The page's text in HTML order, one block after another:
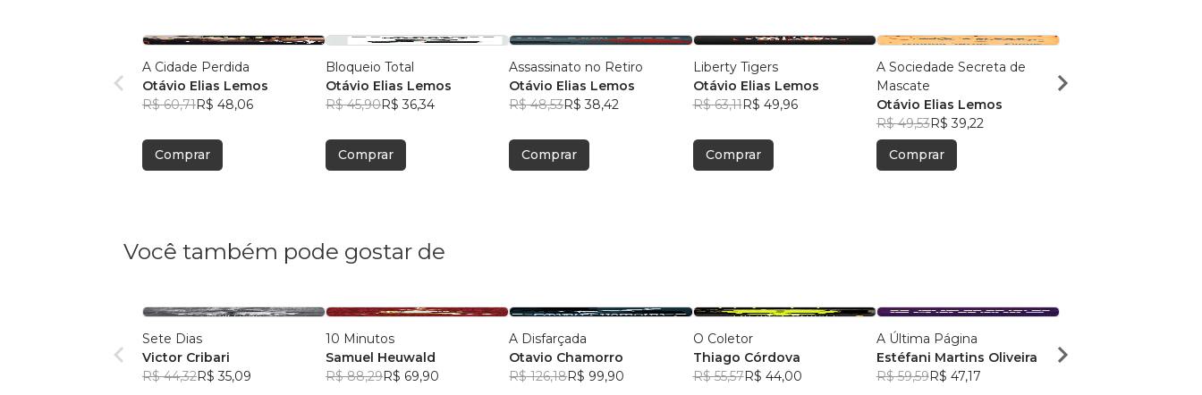
A Cidade Perdida
Otávio Elias Lemos
R$ 60,71R$ 48,06
Comprar
Bloqueio Total
Otávio Elias Lemos
R$ 45,90R$ 36,34
Comprar
Assassinato no Retiro
Otávio Elias Lemos
R$ 48,53R$ 38,42
Comprar
Liberty Tigers
Otávio Elias Lemos
R$ 63,11R$ 49,96
Comprar
A Sociedade Secreta de
Mascate
Otávio Elias Lemos
R$ 49,53R$ 39,22
Comprar
Otávio Elias Lemos
Você também pode gostar de
Sete Dias
Victor Cribari
R$ 44,32R$ 35,09
10 Minutos
Samuel Heuwald
R$ 88,29R$ 69,90
A Disfarçada
Otavio Chamorro
R$ 126,18R$ 99,90
O Coletor
Thiago Córdova
R$ 55,57R$ 44,00
A Última Página
Estéfani Martins Oliveira
R$ 59,59R$ 47,17
Caroline Moura